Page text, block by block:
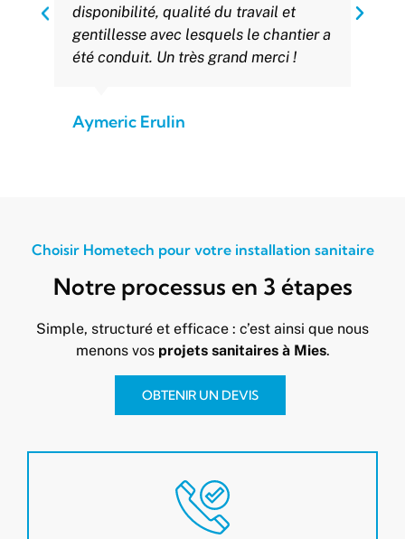
disponibilité, qualité du travail et
gentillesse avec lesquels le chantier a
été conduit. Un très grand merci !
Aymeric Erulin
Choisir Hometech pour votre installation sanitaire
Notre processus en 3 étapes
Simple, structuré et efficace : c’est ainsi que nous
menons vos projets sanitaires à Mies.
OBTENIR UN DEVIS